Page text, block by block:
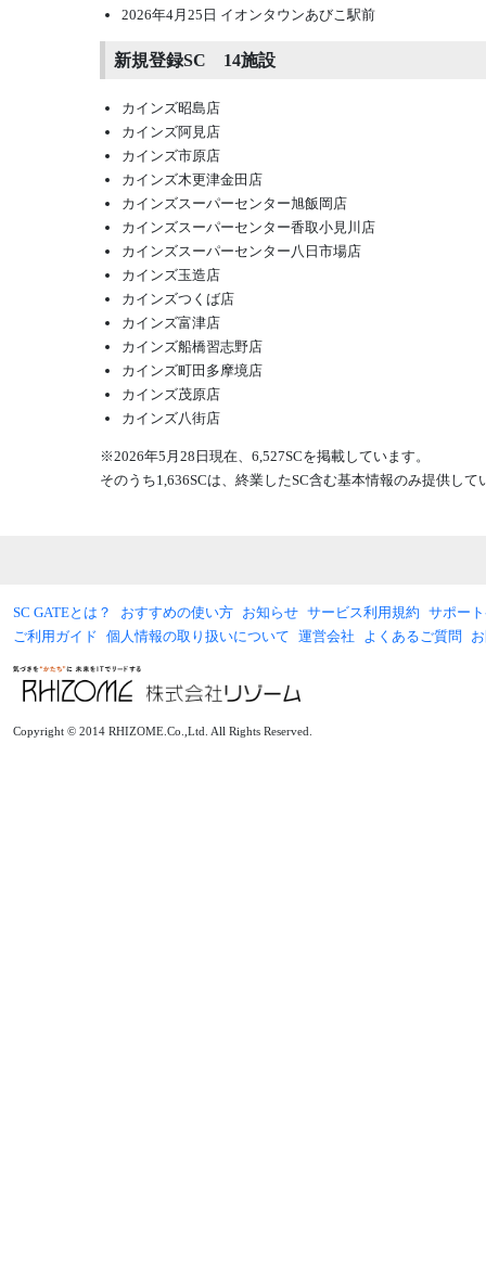
2026年4月25日 イオンタウンあびこ駅前
新規登録SC 14施設
カインズ昭島店
カインズ阿見店
カインズ市原店
カインズ木更津金田店
カインズスーパーセンター旭飯岡店
カインズスーパーセンター香取小見川店
カインズスーパーセンター八日市場店
カインズ玉造店
カインズつくば店
カインズ富津店
カインズ船橋習志野店
カインズ町田多摩境店
カインズ茂原店
カインズ八街店
※2026年5月28日現在、6,527SCを掲載しています。
そのうち1,636SCは、終業したSC含む基本情報のみ提供して
SC GATEとは？ おすすめの使い方 お知らせ サービス利用規約 サポー
ご利用ガイド 個人情報の取り扱いについて 運営会社 よくあるご質問
Copyright © 2014 RHIZOME.Co.,Ltd. All Rights Reserved.